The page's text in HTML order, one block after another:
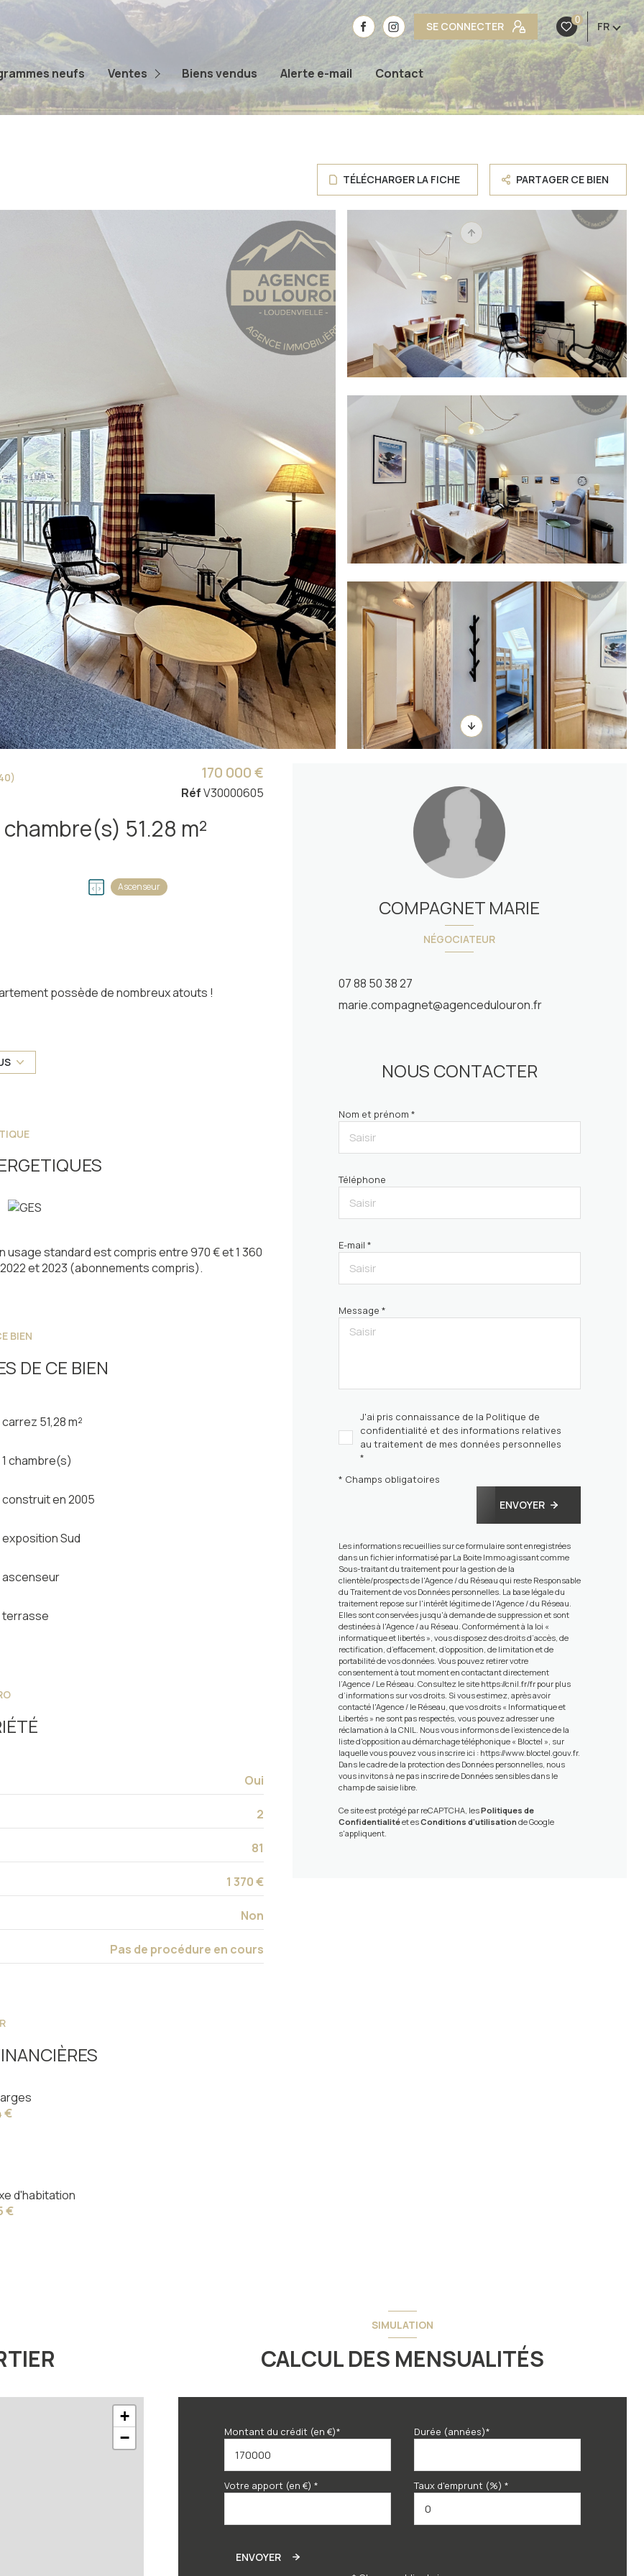
SE CONNECTER 0 FR
neufs Ventes
Appartements
Maisons
Terrains
Biens vendus Alerte e-mail Contact
TÉLÉCHARGER LA FICHE PARTAGER CE BIEN
Appartement 2 pièce(s) 1 chambre(s) 51.28 m²
Ascenseur
170 000 €
RéfV30000605
possède de nombreux atouts !
compose :
confortables.
!
standard est compris entre 970 € et 1 360
et 2023 (abonnements compris).
BIEN
DE CE BIEN
carrez 51,28 m²
1 chambre(s)
construit en 2005
exposition Sud
ascenseur
terrasse
Oui
2
81
1 370 €
Non
Pas de procédure en cours
€
d'habitation
€
NÉGOCIATEUR
COMPAGNET MARIE
07 88 50 38 27
marie.compagnet@agencedulouron.fr
NOUS CONTACTER
Nom et prénom *
Téléphone
E-mail *
Message *
J'ai pris connaissance de la Politique de
confidentialité et des informations relatives
au traitement de mes données personnelles
*
* Champs obligatoires
ENVOYER
Les informations recueillies sur ce formulaire sont enregistrées
dans un fichier informatisé par La Boite Immo agissant comme
Sous-traitant du traitement pour la gestion de la
clientèle/prospects de l'Agence / du Réseau qui reste Responsable
du Traitement de vos Données personnelles. La base légale du
traitement repose sur l'intérêt légitime de l'Agence / du Réseau.
Elles sont conservées jusqu'à demande de suppression et sont
destinées à l'Agence / au Réseau. Conformément à la loi «
informatique et libertés », vous disposez des droits d’accès, de
rectification, d’effacement, d’opposition, de limitation et de
portabilité de vos données. Vous pouvez retirer votre
consentement à tout moment en contactant directement
l’Agence / Le Réseau. Consultez le site https://cnil.fr/frpour plus
d’informations sur vos droits. Si vous estimez, après avoir
contacté l'Agence / le Réseau, que vos droits « Informatique et
Libertés » ne sont pas respectés, vous pouvez adresser une
réclamation à la CNIL. Nous vous informons de l’existence de la
liste d'opposition au démarchage téléphonique « Bloctel », sur
laquelle vous pouvez vous inscrire ici : https://www.bloctel.gouv.fr.
Dans le cadre de la protection des Données personnelles, nous
vous invitons à ne pas inscrire de Données sensibles dans le
champ de saisie libre.
Ce site est protégé par reCAPTCHA, lesPolitiques de
Confidentialitéet esConditions d'utilisation de Google
s'appliquent.
+
−
SIMULATION
CALCUL DES MENSUALITÉS
Montant du crédit (en €)* Durée (années)*
Votre apport (en €) * Taux d'emprunt (%) *
ENVOYER